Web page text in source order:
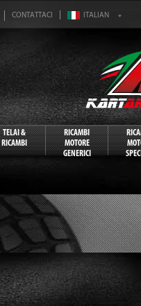
CONTATTACI
TELAI &
RICAMBI
RICAMBI
MOTORE
GENERICI